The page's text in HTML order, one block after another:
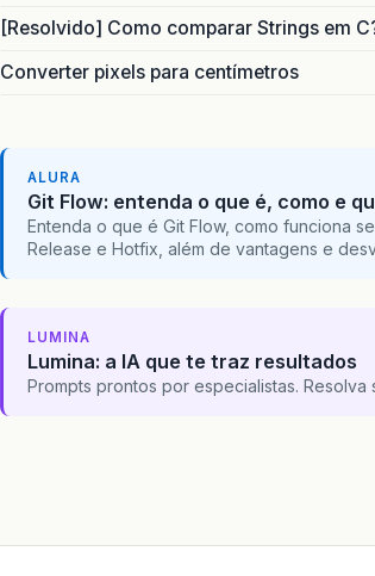
[Resolvido] Como comparar Strings em
Converter pixels para centímetros
ALURA
Git Flow: entenda o que é, como e
Entenda o que é Git Flow, como funciona
Release e Hotfix, além de vantagens e
LUMINA
Lumina: a IA que te traz resultados
Prompts prontos por especialistas.